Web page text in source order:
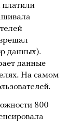
платили
данных).
данные
На самом
800